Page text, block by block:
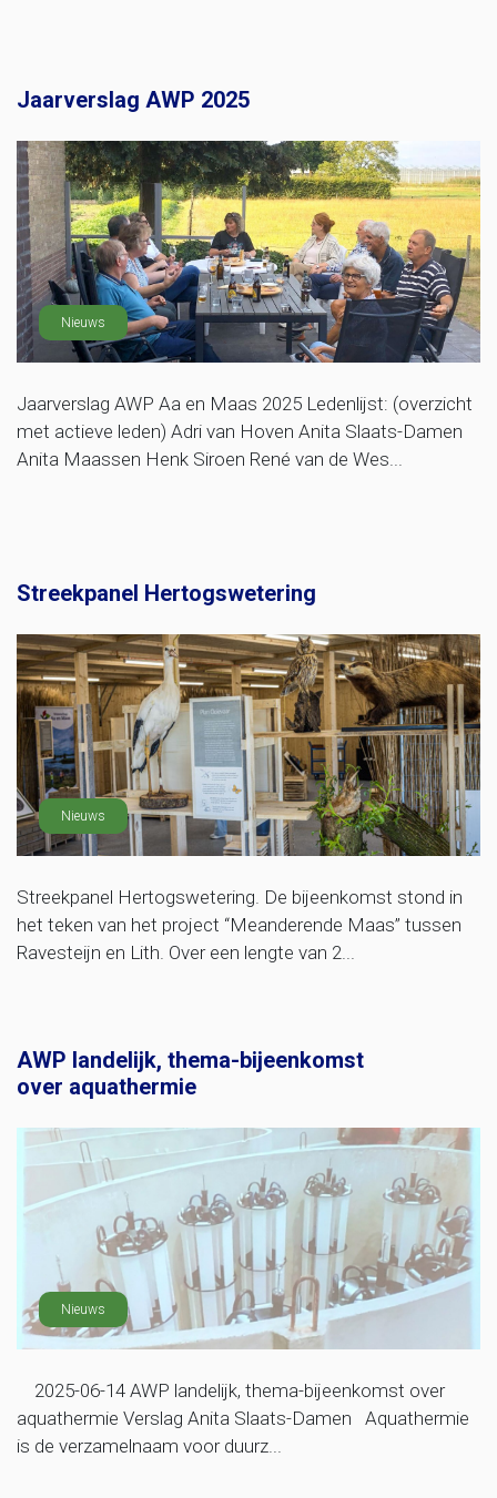
Jaarverslag AWP 2025
Nieuws
Jaarverslag AWP Aa en Maas 2025 Ledenlijst: (overzicht
met actieve leden) Adri van Hoven Anita Slaats-Damen
Anita Maassen Henk Siroen René van de Wes...
Streekpanel Hertogswetering
Nieuws
Streekpanel Hertogswetering. De bijeenkomst stond in
het teken van het project “Meanderende Maas” tussen
Ravesteijn en Lith. Over een lengte van 2...
AWP landelijk, thema-bijeenkomst
over aquathermie
Nieuws
2025-06-14 AWP landelijk, thema-bijeenkomst over
aquathermie Verslag Anita Slaats-Damen Aquathermie
is de verzamelnaam voor duurz...